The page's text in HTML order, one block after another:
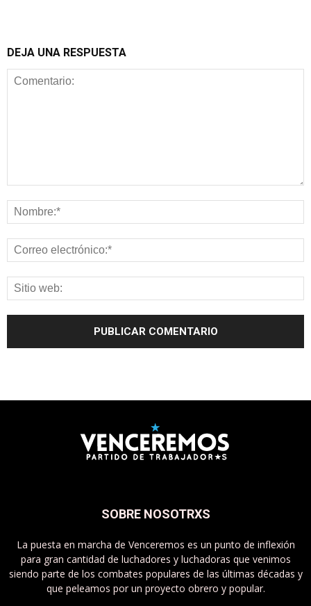
DEJA UNA RESPUESTA
SOBRE NOSOTRXS
La puesta en marcha de Venceremos es un punto de inflexión
para gran cantidad de luchadores y luchadoras que venimos
siendo parte de los combates populares de las últimas décadas y
que peleamos por un proyecto obrero y popular.